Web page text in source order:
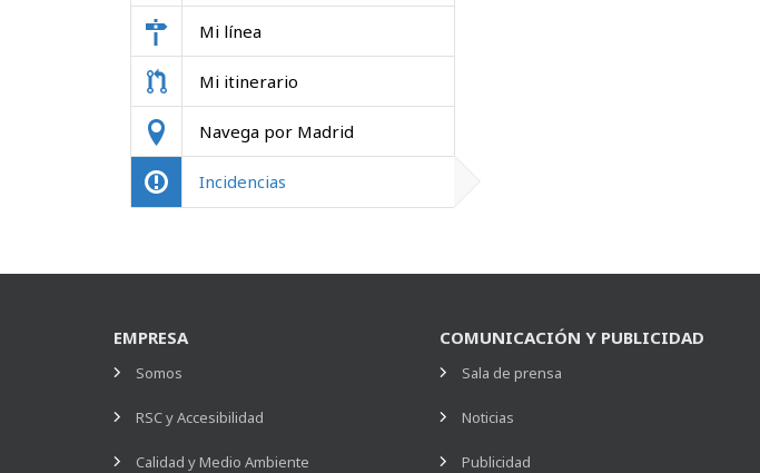
Mi línea
Mi itinerario
Navega por Madrid
Incidencias
EMPRESA
Somos
RSC y Accesibilidad
Calidad y Medio Ambiente
COMUNICACIÓN Y PUBLICIDAD
Sala de prensa
Noticias
Publicidad